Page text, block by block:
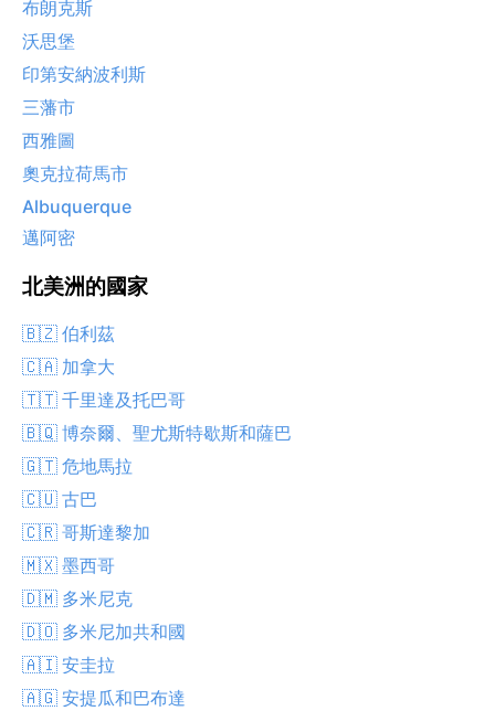
布朗克斯
沃思堡
印第安納波利斯
三藩市
西雅圖
奧克拉荷馬市
Albuquerque
邁阿密
北美洲的國家
🇧🇿 伯利茲
🇨🇦 加拿大
🇹🇹 千里達及托巴哥
🇧🇶 博奈爾、聖尤斯特歇斯和薩巴
🇬🇹 危地馬拉
🇨🇺 古巴
🇨🇷 哥斯達黎加
🇲🇽 墨西哥
🇩🇲 多米尼克
🇩🇴 多米尼加共和國
🇦🇮 安圭拉
🇦🇬 安提瓜和巴布達